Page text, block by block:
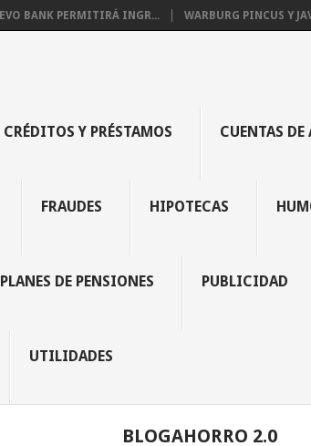
EVO BANK PERMITIRÁ INGR... WARBURG PINCUS Y
CRÉDITOS Y PRÉSTAMOS CUENTAS DE
FRAUDES HIPOTECAS
PLANES DE PENSIONES PUBLICIDAD
UTILIDADES
BLOGAHORRO 2.0